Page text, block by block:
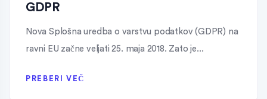
GDPR
Nova Splošna uredba o varstvu podatkov (GDPR) na
ravni EU začne veljati 25. maja 2018. Zato je...
PREBERI VEČ